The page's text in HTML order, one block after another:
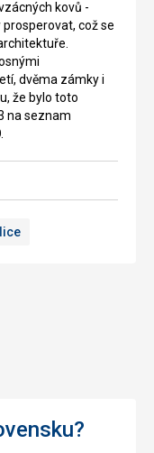
kovů -
což se
dvěma zámky i
že bylo toto
na seznam